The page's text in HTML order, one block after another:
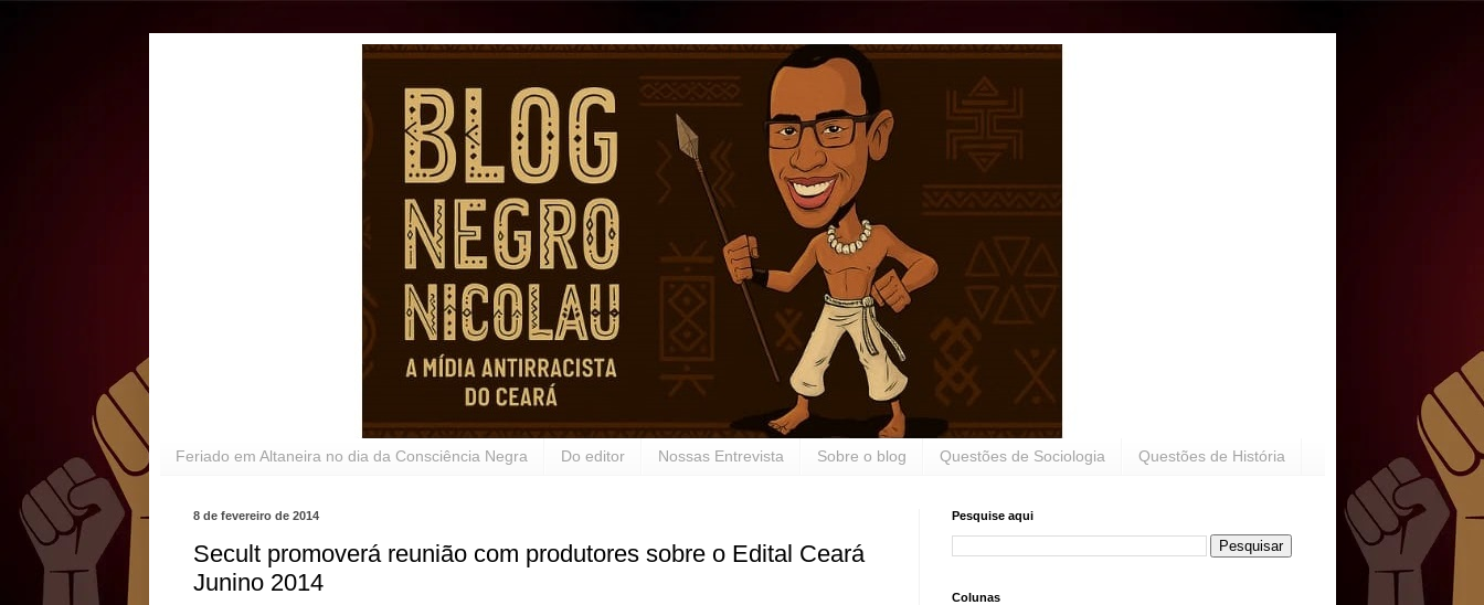
Feriado em Altaneira no dia da Consciência Negra Do editor Nossas Entrevista Sobre o blog Questões de Sociologia Questões de História
8 de fevereiro de 2014
Secult promoverá reunião com produtores sobre o Edital Ceará
Junino 2014
Pesquise aqui
Colunas